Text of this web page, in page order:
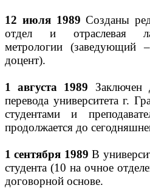
12 июля 1989 Созданы
отдел и отраслевая
метрологии
доцент).
1 августа 1989 Заключен
перевода университета г.
студентами и
продолжается до
1 сентября 1989 В
студента (10 на очное
договорной основе.